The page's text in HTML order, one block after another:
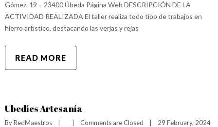
Gómez, 19 – 23400 Úbeda Página Web DESCRIPCIÓN DE LA
ACTIVIDAD REALIZADA El taller realiza todo tipo de trabajos en
hierro artístico, destacando las verjas y rejas
READ MORE
Ubedíes Artesanía
By RedMaestros Comments are Closed